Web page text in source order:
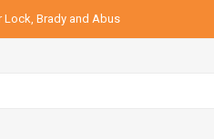
Lock, Brady and Abus